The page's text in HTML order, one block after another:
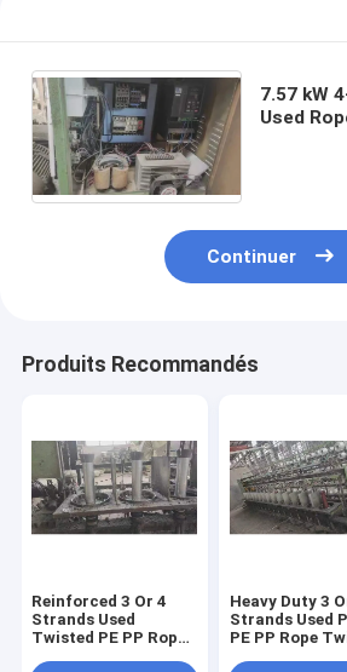
7.57 kW
Used
Continuer
Produits Recommandés
Reinforced 3 Or 4
Strands Used
Twisted PE PP Rope
Heavy Duty 3
Strands Used
PE PP Rope